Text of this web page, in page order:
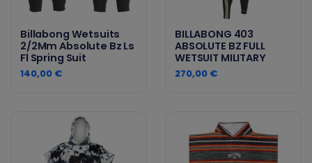
Billabong Wetsuits
2/2Mm Absolute Bz Ls
Fl Spring Suit
140,00 €
BILLABONG 403
ABSOLUTE BZ FULL
WETSUIT MILITARY
270,00 €